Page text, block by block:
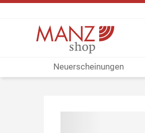
Neuerscheinungen